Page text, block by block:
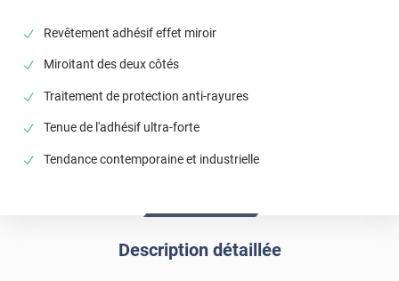
Revêtement adhésif effet miroir
Miroitant des deux côtés
Traitement de protection anti-rayures
Tenue de l'adhésif ultra-forte
Tendance contemporaine et industrielle
Description détaillée